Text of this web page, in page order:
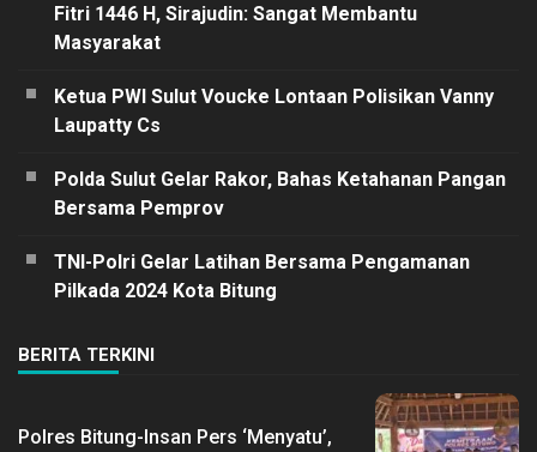
Fitri 1446 H, Sirajudin: Sangat Membantu
Masyarakat
Ketua PWI Sulut Voucke Lontaan Polisikan Vanny
Laupatty Cs
Polda Sulut Gelar Rakor, Bahas Ketahanan Pangan
Bersama Pemprov
TNI-Polri Gelar Latihan Bersama Pengamanan
Pilkada 2024 Kota Bitung
BERITA TERKINI
Polres Bitung-Insan Pers ‘Menyatu’,